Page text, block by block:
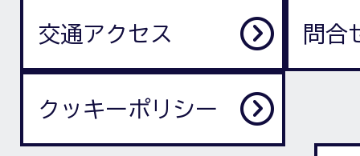
交通アクセス 問合
クッキーポリシー